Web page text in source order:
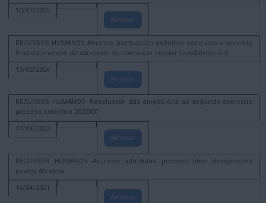
10/07/2025
Amosar
RECURSOS HUMANOS Anuncio puntuación definitiva concurso e anuncio
final do proceso de axudante de comercio interior (estabilización)
19/02/2024
Amosar
RECURSOS HUMANOS- Resolución das alegacións ao segundo exercicio
proceso selectivo 2022007
17/04/2023
Amosar
RECURSOS HUMANOS Anuncio admitidos proceso libre designación
postos Alcaldía
16/04/2021
Amosar